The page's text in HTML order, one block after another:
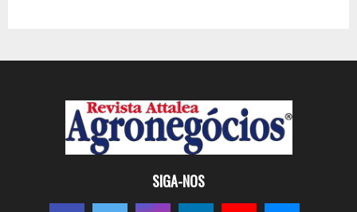
SIGA-NOS